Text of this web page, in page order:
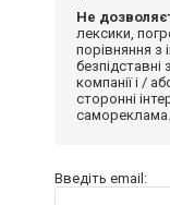
Не
лексики,
порівняння з
компанії і /
сторонні
самореклама.
Введіть email: